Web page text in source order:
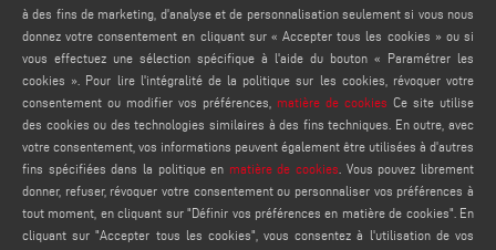
FIND US ON
LÉGAUX
PRIVACY POLICY
LEGAL NOTES
COOKIE POLICY
à des fins de marketing, d'analyse et de personnalisation seulement si vous nous
donnez votre consentement en cliquant sur « Accepter tous les cookies » ou si
vous effectuez une sélection spécifique à l'aide du bouton « Paramétrer les
cookies ». Pour lire l'intégralité de la politique sur les cookies, révoquer votre
consentement ou modifier vos préférences, matière de cookies Ce site utilise
des cookies ou des technologies similaires à des fins techniques. En outre, avec
votre consentement, vos informations peuvent également être utilisées à d'autres
fins spécifiées dans la politique en matière de cookies . Vous pouvez librement
donner, refuser, révoquer votre consentement ou personnaliser vos préférences à
tout moment, en cliquant sur "Définir vos préférences en matière de cookies". En
cliquant sur "Accepter tous les cookies", vous consentez à l'utilisation de vos